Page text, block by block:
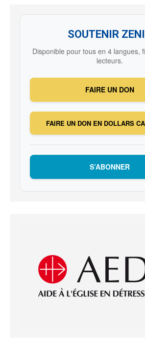
SOUTENIR
Disponible pour tous en 4 langues,
lecteurs.
FAIRE UN DON
FAIRE UN DON EN DOLLARS
S’ABONNER